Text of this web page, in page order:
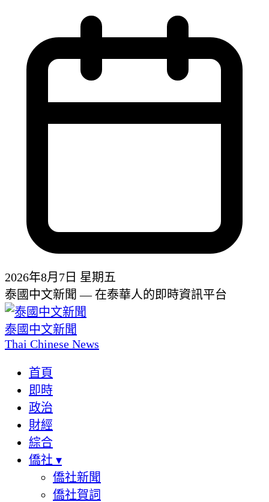
2026年8月7日 星期五
泰國中文新聞 — 在泰華人的即時資訊平台
泰國中文新聞
Thai Chinese News
首頁
即時
政治
財經
綜合
僑社 ▾
僑社新聞
僑社賀詞